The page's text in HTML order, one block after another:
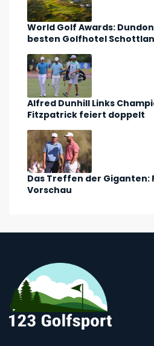
World Golf Awards:
besten Golfhotel
Alfred Dunhill Links
Fitzpatrick feiert doppelt
Das Treffen der Giganten:
Vorschau